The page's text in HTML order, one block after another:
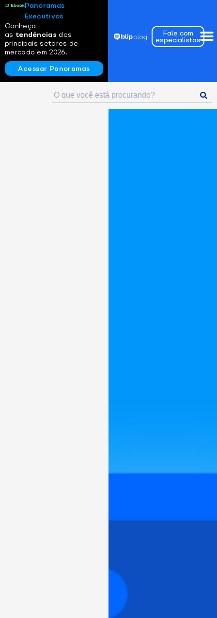
Panoramas
Executivos
Conheça
as tendências dos
principais setores de
mercado em 2026.
Acessar Panoramas
Fale com
especialistas